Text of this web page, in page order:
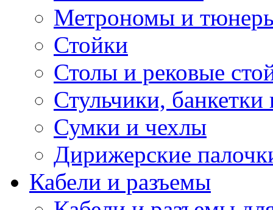
Метрономы и
Стойки
Столы и рековые
Стульчики, банкетки
Сумки и чехлы
Дирижерские
Кабели и разъемы